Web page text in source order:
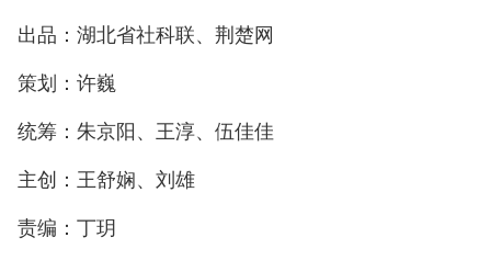
出品：湖北省社科联、荆楚网
策划：许巍
统筹：朱京阳、王淳、伍佳佳
主创：王舒娴、刘雄
责编：丁玥